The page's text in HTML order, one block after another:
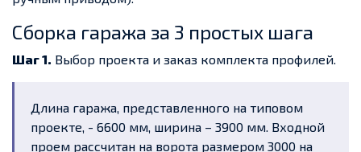
Сборка гаража за 3 простых шага
Шаг 1. Выбор проекта и заказ комплекта профилей.
Длина гаража, представленного на типовом
проекте, - 6600 мм, ширина – 3900 мм. Входной
проем рассчитан на ворота размером 3000 на